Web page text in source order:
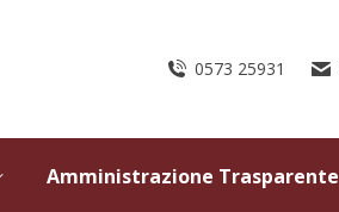
0573 25931
Amministrazione Trasparente